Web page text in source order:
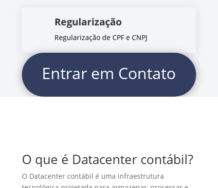
Regularização
Regularização de CPF e CNPJ
Entrar em Contato
O que é Datacenter contábil?
O Datacenter contábil é uma infraestrutura